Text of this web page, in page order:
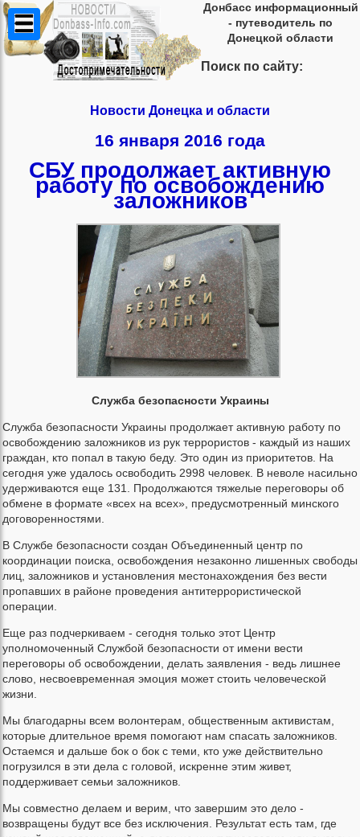
Донбасс информационный
- путеводитель по
Донецкой области
Поиск по сайту:
Новости Донецка и области
16 января 2016 года
СБУ продолжает активную
работу по освобождению
заложников
Служба безопасности Украины
Служба безопасности Украины продолжает активную работу по
освобождению заложников из рук террористов - каждый из наших
граждан, кто попал в такую беду. Это один из приоритетов. На
сегодня уже удалось освободить 2998 человек. В неволе насильно
удерживаются еще 131. Продолжаются тяжелые переговоры об
обмене в формате «всех на всех», предусмотренный минского
договоренностями.
В Службе безопасности создан Объединенный центр по
координации поиска, освобождения незаконно лишенных свободы
лиц, заложников и установления местонахождения без вести
пропавших в районе проведения антитеррористической
операции.
Еще раз подчеркиваем - сегодня только этот Центр
уполномоченный Службой безопасности от имени вести
переговоры об освобождении, делать заявления - ведь лишнее
слово, несвоевременная эмоция может стоить человеческой
жизни.
Мы благодарны всем волонтерам, общественным активистам,
которые длительное время помогают нам спасать заложников.
Остаемся и дальше бок о бок с теми, кто уже действительно
погрузился в эти дела с головой, искренне этим живет,
поддерживает семьи заложников.
Мы совместно делаем и верим, что завершим это дело -
возвращены будут все без исключения. Результат есть там, где